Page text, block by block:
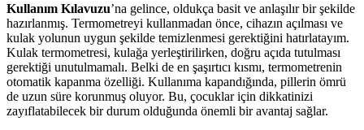
Kullanım Kılavuzu’na gelince, oldukça basit ve anlaşılır bir şekilde
hazırlanmış. Termometreyi kullanmadan önce, cihazın açılması ve
kulak yolunun uygun şekilde temizlenmesi gerektiğini hatırlatayım.
Kulak termometresi, kulağa yerleştirilirken, doğru açıda tutulması
gerektiği unutulmamalı. Belki de en şaşırtıcı kısmı, termometrenin
otomatik kapanma özelliği. Kullanıma kapandığında, pillerin ömrü
de uzun süre korunmuş oluyor. Bu, çocuklar için dikkatinizi
zayıflatabilecek bir durum olduğunda önemli bir avantaj sağlar.